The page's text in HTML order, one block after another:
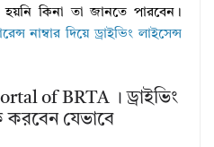
হয়নি কিনা তা জানতে পারবেন।
নাম্বার দিয়ে ড্রাইভিং লাইসেন্স
of BRTA । ড্রাইভিং
করবেন যেভাবে